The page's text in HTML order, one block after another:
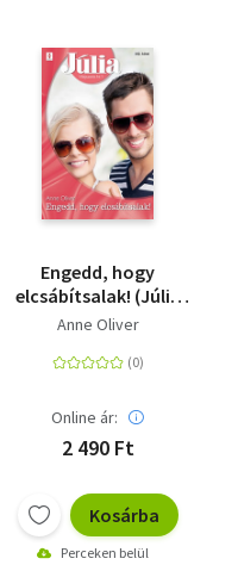
Engedd, hogy
elcsábítsalak! (Júlia
542.)
Anne Oliver
Online ár:
2 490 Ft
Kosárba
Perceken belül